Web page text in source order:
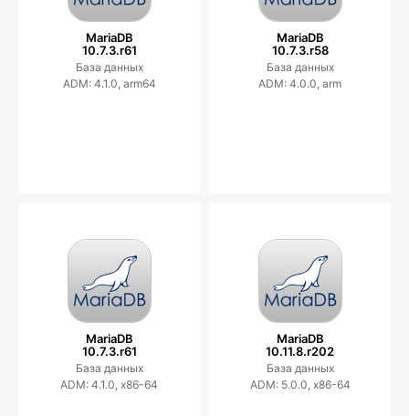
MariaDB
10.7.3.r61
База данных
ADM: 4.1.0, arm64
MariaDB
10.7.3.r58
База данных
ADM: 4.0.0, arm
MariaDB
10.7.3.r61
База данных
ADM: 4.1.0, x86-64
MariaDB
10.11.8.r202
База данных
ADM: 5.0.0, x86-64